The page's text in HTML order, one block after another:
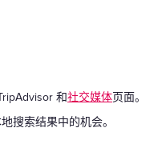
和社交媒体页面。
搜索结果中的机会。